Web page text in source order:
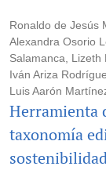
Ronaldo de Jesús
Alexandra Osorio
Salamanca,
Iván Ariza
Luis Aarón
Herramienta
taxonomía